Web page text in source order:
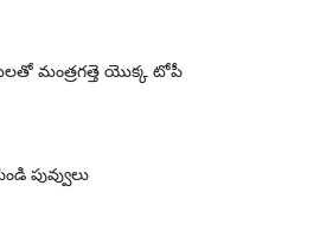
మంత్రగత్తె యొక్క టోపీ
పువ్వులు